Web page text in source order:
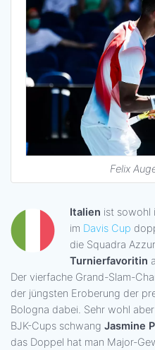
Felix
Italien ist sowohl
im Davis Cup
die Squadra
Turnierfavoritin
Der vierfache Grand-Slam-
der jüngsten Eroberung der
Bologna dabei. Sehr wohl aber
BJK-Cups schwang Jasmine
das Doppel hat man Major-